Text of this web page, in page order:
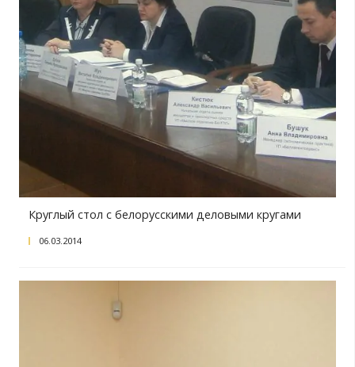
Чрезвычайный и Полномочный Посол
посетил БелТПП
12.03.2014